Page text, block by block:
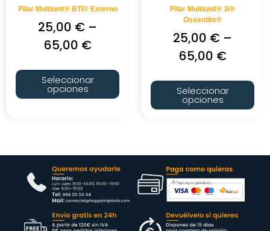
Pilar Multiunit® BTI® Externo
25,00 € –
65,00 €
Seleccionar
opciones
Pilar Multiunit® 3i®
Osseotite®
25,00 € –
65,00 €
Seleccionar
opciones